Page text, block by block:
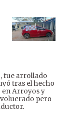
fue arrollado
tras el hecho
en Arroyos y
pero